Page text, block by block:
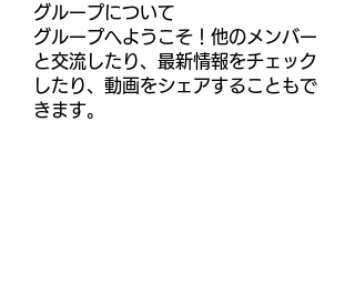
グループについて
グループへようこそ！他のメンバー
と交流したり、最新情報をチェック
したり、動画をシェアすることもで
きます。